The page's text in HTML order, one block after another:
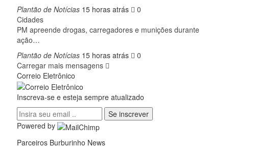
Plantão de Notícias 15 horas atrás
0
Cidades
PM apreende drogas, carregadores e munições durante
ação…
Plantão de Notícias 15 horas atrás
0
Carregar mais mensagens
Correio Eletrônico
Inscreva-se e esteja sempre atualizado
Se inscrever
Powered by
Parceiros Burburinho News